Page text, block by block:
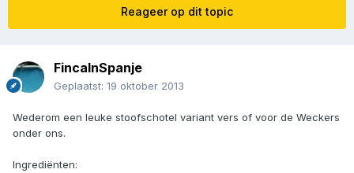
Reageer op dit topic
FincaInSpanje
Geplaatst: 19 oktober 2013
Wederom een leuke stoofschotel variant vers of voor de Weckers
onder ons.
Ingrediënten: